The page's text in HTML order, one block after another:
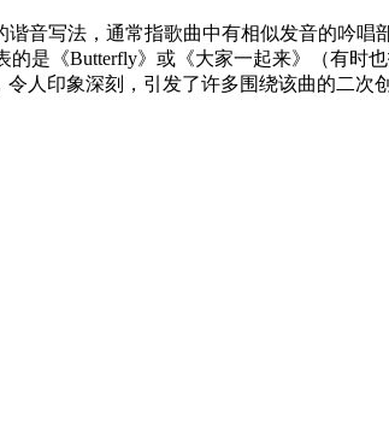
音写法，通常指歌曲中有相似发音的吟
是《Butterfly》或《大家一起来》（有
人印象深刻，引发了许多围绕该曲的二